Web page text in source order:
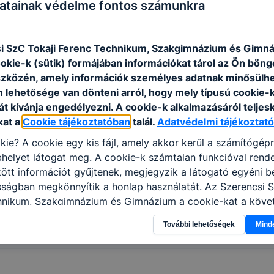
a foglalkoztatás megkezdése előtt igényelhetik.
cikk/3817/
vagy tartózkodási hely szerint illetékes járási hivatal
védelme fontos számunkra
SzC Tokaji Ferenc Technikum, Szakgimnázium és
k (sütik) formájában információkat tárol az Ön
amely információk személyes adatnak
lehetősége van dönteni arról, hogy mely típusú cookie-
kívánja engedélyezni. A cookie-k alkalmazásáról
a Cookie tájékoztatóban talál. Adatvédelmi tájékoztató
A cookie egy kis fájl, amely akkor kerül a
látogat meg. A cookie-k számtalan funkcióval
információt gyűjtenek, megjegyzik a látogató egyéni
megkönnyítik a honlap használatát. Az Szerencsi
Szakgimnázium és Gimnázium a cookie-kat a
információ gyűjtése azzal kapcsolatban, hogyan
-annak felmérésével, hogy a honlap melyik részeit
így megtudhatjuk, hogyan biztosítsunk Önnek
További lehetőségek